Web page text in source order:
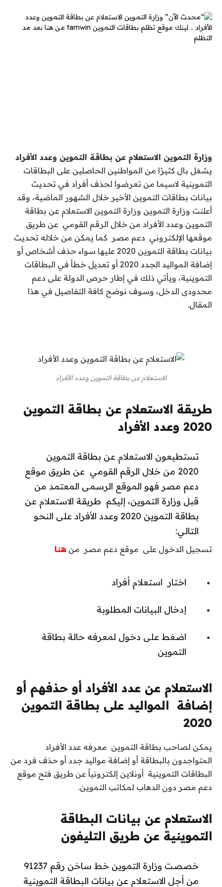
وزارة التموين الاستعلام عن بطاقة التموين وعدد الأفراد
يشغل بال كثيرًا من المواطنين الحاصلين على البطاقات
التموينية لاسيما من تعرضوا لحذف أفراد في تحديث
بيانات بطاقات التموين الأخير خلال الشهور الماضية، وقد
أعلنت وزارة التموين وزارة التموين الاستعلام عن بطاقة
التموين وعدد الأفراد من خلال الرقم القومي عن طريق
موقعها الإلكتروني دعم مصر كما يمكن من خلاله تحديث
بيانات بطاقة التموين 2020 عليها سواء حذف أشخاص أو
إضافة المواليد الجدد 2020 أو تعديل خطأ في البطاقات
التموينية، ويأتي ذلك في إطار حرص الدولة على دعم
محدودى الدخل، وسوف نوضح كافة التفاصيل في هذا
المقال.
الاستعلام عن بطاقة التموين وعدد الأفراد
طريقة الاستعلام عن بطاقة التموين
2020 وعدد الأفراد
تستطيعون الاستعلام عن بطاقة التموين
2020 من خلال الرقم القومي عن طريق موقع
دعم مصر فهو الموقع الرسمى المعتمد من
قبل وزارة التموين، إليكم طريقة الاستعلام عن
بطاقة التموين 2020 وعدد الأفراد على النحو
التالي:
تسجيل الدخول على موقع دعم مصر من هنا
اختار استعلام أفراد
إدخال البيانات المطلوبة
اضغط على دخول لمعرفه حالة بطاقة
التموين
الاستعلام عن عدد الأفراد أو حذفهم أو
إضافة المواليد على بطاقة التموين
2020
يمكن لصاحب بطاقة التموين معرفه عدد الأفراد
المتواجدون بالبطاقة أو إضافة مواليد جدد أو حذف فرد من
البطاقات التموينية أونلاين إلكترونياً عن طريق فتح موقع
دعم مصر دون الدهاب لمكاتب التموين.
الاستعلام عن بيانات البطاقة
التموينية عن طريق التليفون
خصصت وزارة التموين خط ساخن رقم 91237
من أجل الاستعلام عن بيانات البطاقة التموينية